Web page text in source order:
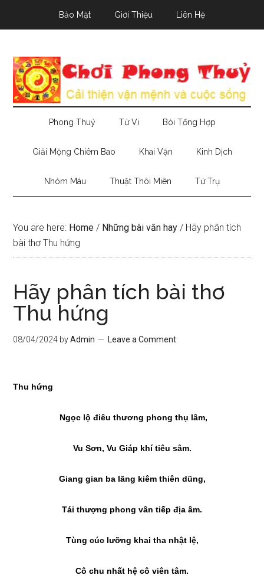
Bảo Mật Giới Thiệu Liên Hệ
Phong Thuỷ Tử Vi Bói Tổng Hợp
Giải Mộng Chiêm Bao Khai Vận Kinh Dịch
Nhóm Máu Thuật Thôi Miên Tứ Trụ
You are here: Home / Những bài văn hay / Hãy phân tích
bài thơ Thu hứng
Hãy phân tích bài thơ
Thu hứng
08/04/2024 byAdmin Leave a Comment
Thu hứng
Ngọc lộ điêu thương phong thụ lâm,
Vu Sơn, Vu Giáp khí tiêu sâm.
Giang gian ba lãng kiêm thiên dũng,
Tái thượng phong vân tiếp địa âm.
Tùng cúc lưỡng khai tha nhật lệ,
Cô chu nhất hệ cô viên tâm.